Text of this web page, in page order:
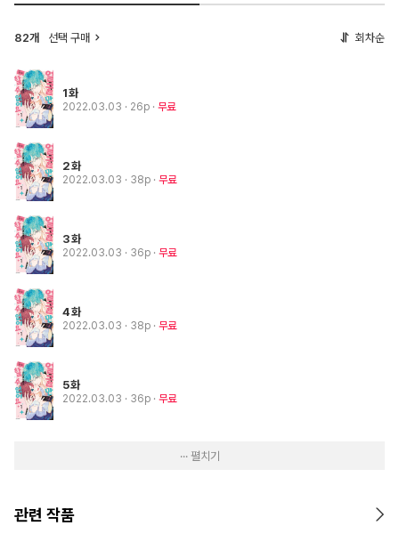
82개 선택 구매 회차순
1화
2022.03.03 · 26p 무료
2화
2022.03.03 · 38p 무료
3화
2022.03.03 · 36p 무료
4화
2022.03.03 · 38p 무료
5화
2022.03.03 · 36p 무료
··· 펼치기
관련 작품